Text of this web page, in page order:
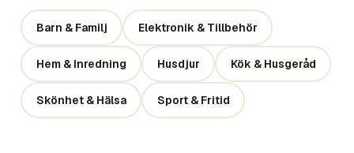
Barn & Familj Elektronik & Tillbehör
Hem & Inredning Husdjur Kök & Husgeråd
Skönhet & Hälsa Sport & Fritid